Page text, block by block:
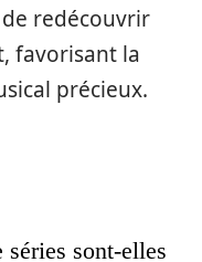
redécouvrir
favorisant la
précieux.
sont-elles